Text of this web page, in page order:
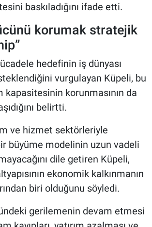
baskıladığını ifade etti.
korumak stratejik
hedefinin iş dünyası
vurgulayan Küpeli, bu
korunmasının da
belirtti.
ve hizmet sektörleriyle
büyüme modelinin uzun vadeli
dile getiren Küpeli,
ekonomik kalkınmanın
biri olduğunu söyledi.
gerilemenin devam etmesi